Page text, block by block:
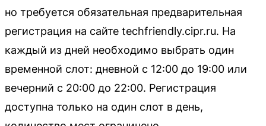
но требуется обязательная предварительная
регистрация на сайте techfriendly.cipr.ru. На
каждый из дней необходимо выбрать один
временной слот: дневной с 12:00 до 19:00 или
вечерний с 20:00 до 22:00. Регистрация
доступна только на один слот в день,